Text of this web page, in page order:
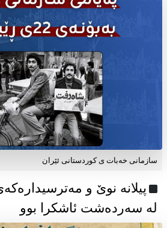
سازمانی خەبات ی كوردستانی ئێران
پیلانە نوێ و
لە سەردەشت ئاشکرا بوو